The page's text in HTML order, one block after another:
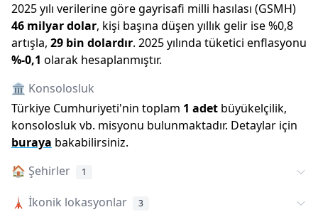
2025yılı verilerine göre gayrisafi milli hasılası (GSMH)
46 milyardolar, kişi başına düşen yıllık gelir ise %0,8
artışla, 29 bin dolardır. 2025yılında tüketici enflasyonu
%-0,1 olarak hesaplanmıştır.
🏛️ Konsolosluk
Türkiye Cumhuriyeti'nin toplam 1 adet büyükelçilik,
konsolosluk vb. misyonu bulunmaktadır. Detaylar için
buraya bakabilirsiniz.
🏠 Şehirler 1
🗼 İkonik lokasyonlar 3